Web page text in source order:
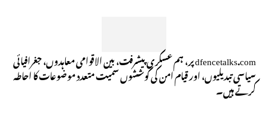
dfencetalks.com پر، ہم عسکری پیشرفت، بین الاقوامی معاہدوں، جغرافیائی
سیاسی تبدیلیوں، اور قیام امن کی کوششوں سمیت متعدد موضوعات کا احاطہ
کرتے ہیں۔